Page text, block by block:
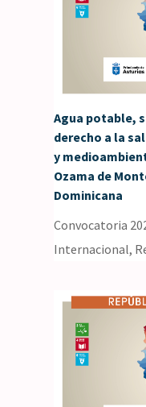
Agua potable,
derecho a la
y
Ozama de
Dominicana
Convocatoria
Internacional,